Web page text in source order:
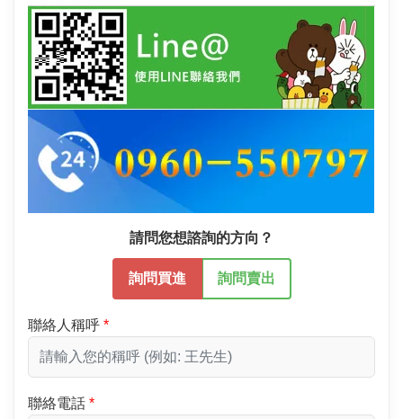
請問您想諮詢的方向？
詢問買進 詢問賣出
聯絡人稱呼
聯絡電話